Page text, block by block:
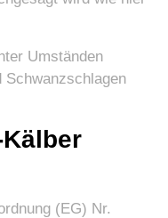
Umständen
Schwanzschlagen
(EG) Nr.